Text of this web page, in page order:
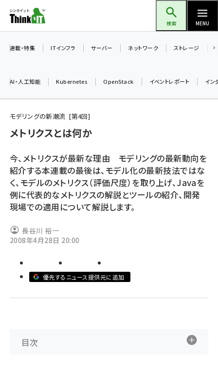
ン
ツ
検索 MENU
加藤銘のチーム貢献～仲間と築いた勝利の絆～ (2287)
北海道をのんびり旅する晴山佳須夫のヒント集！ (2000)
drupal (1921)
genai (1464)
abc123 (1334)
連載・特集 ITインフラ サーバー ネットワーク ストレージ
AI・人工知能 Kubernetes OpenStack イベントレポート イン
モデリングの新潮流 第4回
メトリクスとは何か
今、メトリクスが最新な理由 モデリングの最新動向を
紹介する本連載の最後は、モデル化の最新技法ではな
く、モデルのメトリクス（評価尺度）を取り上げ、Javaを
例に代表的なメトリクスの解説とツールの紹介、開発
現場での適用について解説します。
長谷川 裕一
2008年4月28日 20:00
優先するニュース提供元に追加
目次